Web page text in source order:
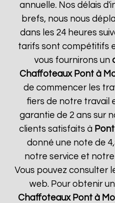
annuelle. Nos délais
brefs, nous nous
dans les 24 heures
tarifs sont compétitifs
vous fournirons un
Chaffoteaux Pont à
de commencer les
fiers de notre travail
garantie de 2 ans sur
clients satisfaits à
donné une note de
notre service et
Vous pouvez consulter
web. Pour obtenir un
Chaffoteaux Pont à